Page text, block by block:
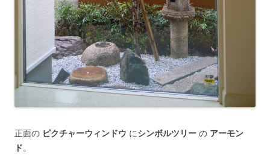
正面の ピクチャーウィンドウ にシンボルツリー の アーモン
ド。